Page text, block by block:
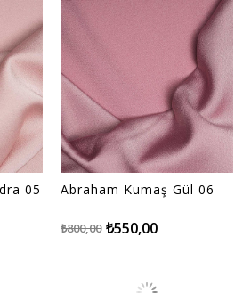
05 Abraham Kumaş Gül 06
₺550,00
₺800,00